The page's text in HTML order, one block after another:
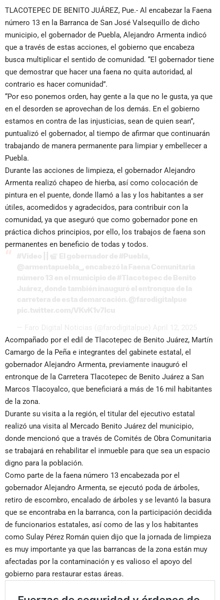
TLACOTEPEC DE BENITO JUÁREZ, Pue.- Al encabezar la Faena
número 13 en la Barranca de San José Valsequillo de dicho
municipio, el gobernador de Puebla, Alejandro Armenta indicó
que a través de estas acciones, el gobierno que encabeza
busca multiplicar el sentido de comunidad. “El gobernador tiene
que demostrar que hacer una faena no quita autoridad, al
contrario es hacer comunidad”.
“Por eso ponemos orden, hay gente a la que no le gusta, ya que
en el desorden se aprovechan de los demás. En el gobierno
estamos en contra de las injusticias, sean de quien sean”,
puntualizó el gobernador, al tiempo de afirmar que continuarán
trabajando de manera permanente para limpiar y embellecer a
Puebla.
Durante las acciones de limpieza, el gobernador Alejandro
Armenta realizó chapeo de hierba, así como colocación de
pintura en el puente, donde llamó a las y los habitantes a ser
útiles, acomedidos y agradecidos, para contribuir con la
comunidad, ya que aseguró que como gobernador pone en
práctica dichos principios, por ello, los trabajos de faena son
permanentes en beneficio de todas y todos.
Acompañado por el edil de Tlacotepec de Benito Juárez, Martín
Camargo de la Peña e integrantes del gabinete estatal, el
gobernador Alejandro Armenta, previamente inauguró el
entronque de la Carretera Tlacotepec de Benito Juárez a San
Marcos Tlacoyalco, que beneficiará a más de 16 mil habitantes
de la zona.
Durante su visita a la región, el titular del ejecutivo estatal
realizó una visita al Mercado Benito Juárez del municipio,
donde mencionó que a través de Comités de Obra Comunitaria
se trabajará en rehabilitar el inmueble para que sea un espacio
digno para la población.
Como parte de la faena número 13 encabezada por el
gobernador Alejandro Armenta, se ejecutó poda de árboles,
retiro de escombro, encalado de árboles y se levantó la basura
que se encontraba en la barranca, con la participación decidida
de funcionarios estatales, así como de las y los habitantes
como Sulay Pérez Román quien dijo que la jornada de limpieza
es muy importante ya que las barrancas de la zona están muy
afectadas por la contaminación y es valioso el apoyo del
gobierno para restaurar estas áreas.